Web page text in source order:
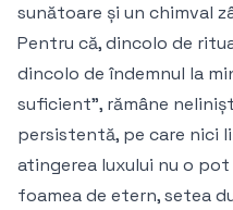
sunătoare și un chimval
Pentru că, dincolo de
dincolo de îndemnul la
suficient”, rămâne
persistentă, pe care nici
atingerea luxului nu o
foamea de etern, setea